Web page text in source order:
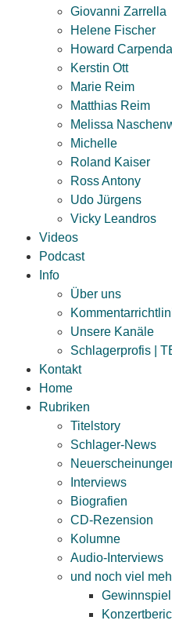
Giovanni Zarrella
Helene Fischer
Howard
Kerstin Ott
Marie Reim
Matthias Reim
Melissa
Michelle
Roland Kaiser
Ross Antony
Udo Jürgens
Vicky Leandros
Videos
Podcast
Info
Über uns
Unsere Kanäle
Schlagerprofis |
Kontakt
Home
Rubriken
Titelstory
Schlager-News
Interviews
Biografien
CD-Rezension
Kolumne
Audio-Interviews
und noch viel
Gewinnspiel